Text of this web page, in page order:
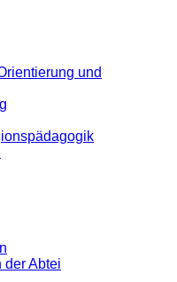
und
der Abtei